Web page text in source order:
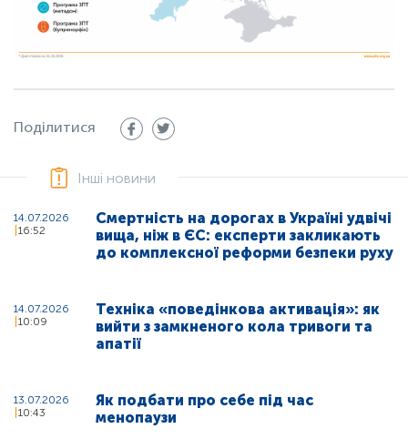
Поділитися
Інші новини
14.07.2026
16:52
Смертність на дорогах в Україні удвічі
вища, ніж в ЄС: експерти закликають
до комплексної реформи безпеки руху
14.07.2026
10:09
Техніка «поведінкова активація»: як
вийти з замкненого кола тривоги та
апатії
13.07.2026
10:43
Як подбати про себе під час
менопаузи